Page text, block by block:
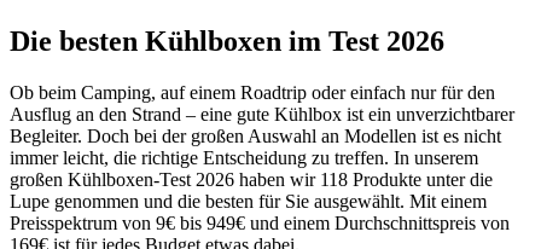
Die besten Kühlboxen im Test 2026
Ob beim Camping, auf einem Roadtrip oder einfach nur für den
Ausflug an den Strand – eine gute Kühlbox ist ein unverzichtbarer
Begleiter. Doch bei der großen Auswahl an Modellen ist es nicht
immer leicht, die richtige Entscheidung zu treffen. In unserem
großen Kühlboxen-Test 2026 haben wir 118 Produkte unter die
Lupe genommen und die besten für Sie ausgewählt. Mit einem
Preisspektrum von 9€ bis 949€ und einem Durchschnittspreis von
169€ ist für jedes Budget etwas dabei.